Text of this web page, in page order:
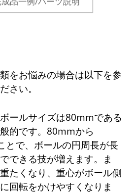
をお悩みの場合は以下を参
さい。
ールサイズは80mmである
的です。80mmから
とで、ボールの円周長が長
できる技が増えます。ま
たくなり、重心がボール側
回転をかけやすくなりま